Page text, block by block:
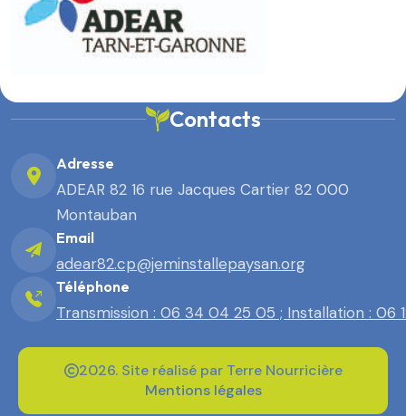
Contacts
Adresse
ADEAR 82 16 rue Jacques Cartier 82 000
Montauban
Email
adear82.cp@jeminstallepaysan.org
Téléphone
Transmission : 06 34 04 25 05 ; Installation : 06
2026. Site réalisé par Terre Nourricière
Mentions légales